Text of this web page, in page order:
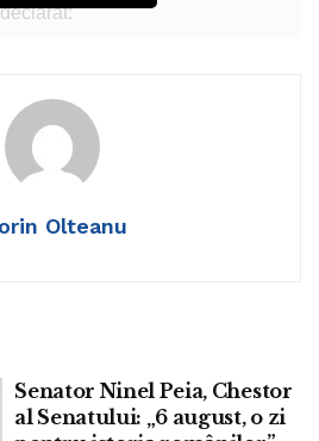
s-a inaugurat Rondul Român
români.
Dumitru Comănescu, cel mai
Olteanu
Senator Ninel Peia, Chestor
al Senatului: „6 august, o zi